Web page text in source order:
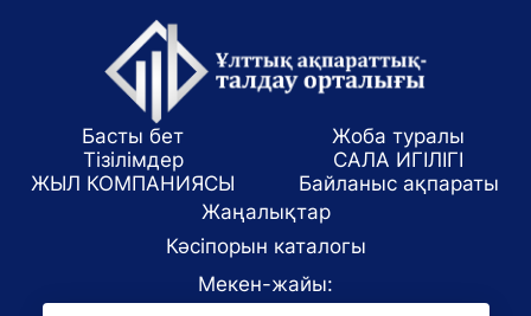
Басты бет
Жоба туралы
Тізілімдер
САЛА ИГІЛІГІ
ЖЫЛ КОМПАНИЯСЫ
Байланыс ақпараты
Жаңалықтар
Кәсіпорын каталогы
Мекен-жайы: